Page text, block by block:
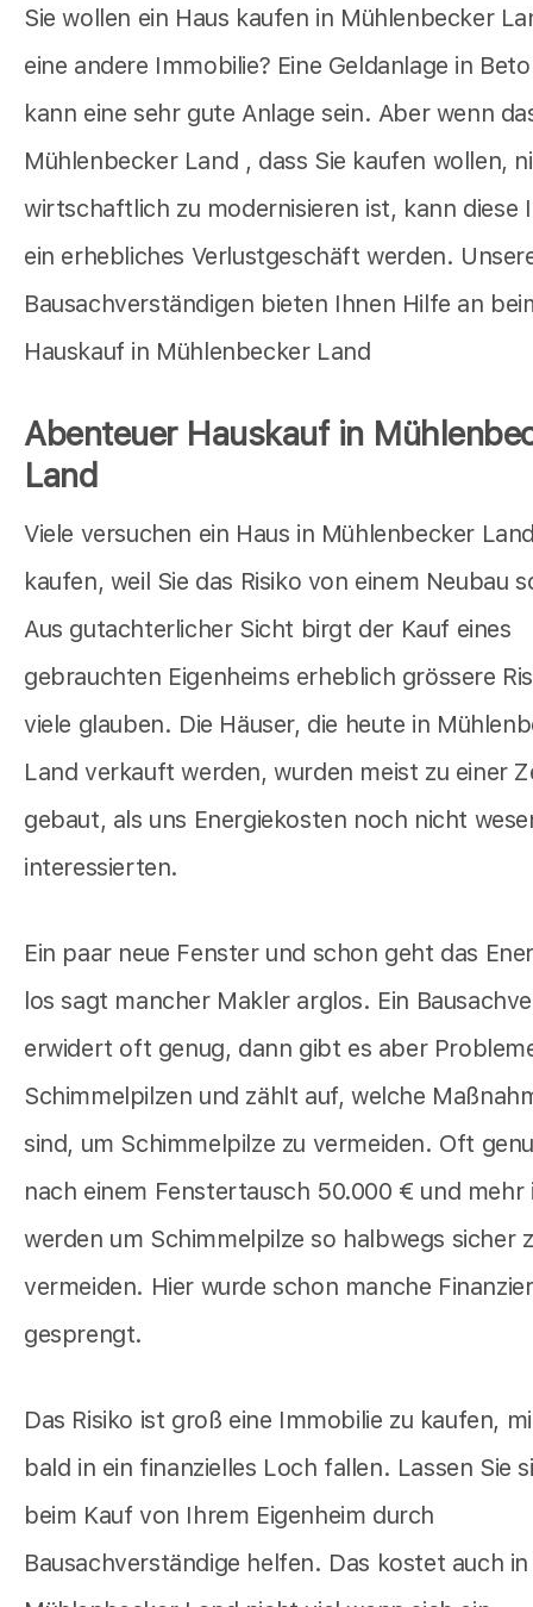
Sie wollen ein Haus kaufen in Mühlenbecker
eine andere Immobilie? Eine Geldanlage in
kann eine sehr gute Anlage sein. Aber wenn
Mühlenbecker Land , dass Sie kaufen wollen,
wirtschaftlich zu modernisieren ist, kann diese
ein erhebliches Verlustgeschäft werden.
Bausachverständigen bieten Ihnen Hilfe an
Hauskauf in Mühlenbecker Land
Abenteuer Hauskauf in
Land
Viele versuchen ein Haus in Mühlenbecker
kaufen, weil Sie das Risiko von einem Neubau
Aus gutachterlicher Sicht birgt der Kauf eines
gebrauchten Eigenheims erheblich grössere
viele glauben. Die Häuser, die heute in
Land verkauft werden, wurden meist zu einer
gebaut, als uns Energiekosten noch nicht
interessierten.
Ein paar neue Fenster und schon geht das
los sagt mancher Makler arglos. Ein
erwidert oft genug, dann gibt es aber
Schimmelpilzen und zählt auf, welche
sind, um Schimmelpilze zu vermeiden. Oft
nach einem Fenstertausch 50.000 € und mehr
werden um Schimmelpilze so halbwegs sicher
vermeiden. Hier wurde schon manche
gesprengt.
Das Risiko ist groß eine Immobilie zu kaufen,
bald in ein finanzielles Loch fallen. Lassen Sie
beim Kauf von Ihrem Eigenheim durch
Bausachverständige helfen. Das kostet auch in